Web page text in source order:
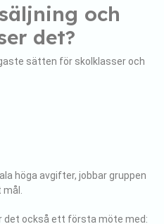
och
det?
sätten för skolklasser och
höga avgifter, jobbar gruppen
det också ett första möte med: